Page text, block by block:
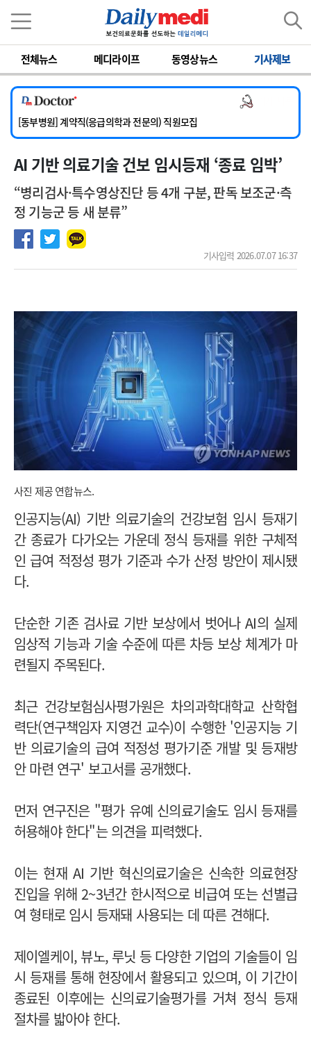
전체뉴스 메디라이프 동영상뉴스 기사제보
[서울아산병원] 2026년 하반기 인턴 모집
[영남대학교의료원] 마취통증의학과 임기제 임상의사 채용
[충남대학교병원] 소아청소년과(소아응급전담) 계약직 의사 공개채용
[동부병원] 계약직(응급의학과 전문의) 직원모집
[이대목동병원] 하반기 전공의(레지던트1년차) 모집
[서울아산병원] 2026년 하반기 인턴 모집
AI 기반 의료기술 건보 임시등재 ‘종료 임박’
“병리검사·특수영상진단 등 4개 구분, 판독 보조군·측
정 기능군 등 새 분류”
기사입력 2026.07.07 16:37
사진 제공 연합뉴스.
인공지능(AI) 기반 의료기술의 건강보험 임시 등재기
간 종료가 다가오는 가운데 정식 등재를 위한 구체적
인 급여 적정성 평가 기준과 수가 산정 방안이 제시됐
다.
단순한 기존 검사료 기반 보상에서 벗어나 AI의 실제
임상적 기능과 기술 수준에 따른 차등 보상 체계가 마
련될지 주목된다.
최근 건강보험심사평가원은 차의과학대학교 산학협
력단(연구책임자 지영건 교수)이 수행한 '인공지능 기
반 의료기술의 급여 적정성 평가기준 개발 및 등재방
안 마련 연구' 보고서를 공개했다.
먼저 연구진은 "평가 유예 신의료기술도 임시 등재를
허용해야 한다"는 의견을 피력했다.
이는 현재 AI 기반 혁신의료기술은 신속한 의료현장
진입을 위해 2~3년간 한시적으로 비급여 또는 선별급
여 형태로 임시 등재돼 사용되는 데 따른 견해다.
제이엘케이, 뷰노, 루닛 등 다양한 기업의 기술들이 임
시 등재를 통해 현장에서 활용되고 있으며, 이 기간이
종료된 이후에는 신의료기술평가를 거쳐 정식 등재
절차를 밟아야 한다.